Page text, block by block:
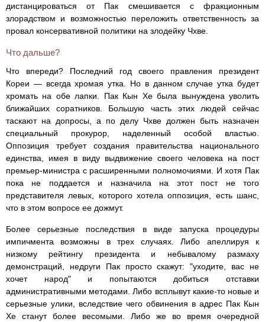
дистанцироваться от Пак смешивается с фракционным
злорадством и возможностью переложить ответственность за
провал консервативной политики на злодейку Чхве.
Что дальше?
Что впереди? Последний год своего правления президент
Кореи — всегда хромая утка. Но в данном случае утка будет
хромать на обе лапки. Пак Кын Хе была вынуждена уволить
ближайших соратников. Большую часть этих людей сейчас
таскают на допросы, а по делу Чхве должен быть назначен
специальный прокурор, наделенный особой властью.
Оппозиция требует создания правительства национального
единства, имея в виду выдвижение своего человека на пост
премьер-министра с расширенными полномочиями. И хотя Пак
пока не поддается и назначила на этот пост не того
представителя левых, которого хотела оппозиция, есть шанс,
что в этом вопросе ее дожмут.
Более серьезные последствия в виде запуска процедуры
импичмента возможны в трех случаях. Либо апеллируя к
низкому рейтингу президента и небывалому размаху
демонстраций, недруги Пак просто скажут: "уходите, вас не
хочет народ" и попытаются добиться отставки
административными методами. Либо всплывут какие-то новые и
серьезные улики, вследствие чего обвинения в адрес Пак Кын
Хе станут более весомыми. Либо же во время очередной